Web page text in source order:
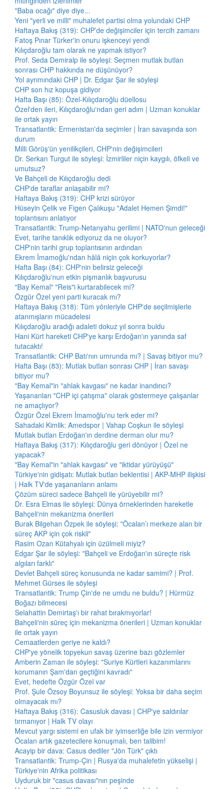
"Baba ocağı" diye diye...
Yeni "yerli ve milli" muhalefet partisi olma yolundaki CHP
Haftaya Bakış (319): CHP’de değişimciler için tercih zamanı
Fatoş Pınar Türker'in onuru işkenceyi yendi
Kılıçdaroğlu tam olarak ne yapmak istiyor?
Prof. Seda Demiralp ile söyleşi: Seçmen mutlak butlan
sonrası CHP hakkında ne düşünüyor?
Yol ayrımındaki CHP | Dr. Edgar Şar ile söyleşi
CHP son hız kopuşa gidiyor
Hafta Başı (85): Özel-Kılıçdaroğlu düellosu
Özel'den ileri, Kılıçdaroğlu'ndan geri adım | Uzman konuklar
ile ortak yayın
Transatlantik: Ermenistan'da seçimler | İran savaşında son
durum
Milli Görüş'ün yenilikçileri, CHP'nin değişimcileri
Dr. Serkan Turgut ile söyleşi: İzmirliler niçin kaygılı, öfkeli ve
umutsuz?
Ve Bahçeli de Kılıçdaroğlu dedi
CHP'de taraflar anlaşabilir mi?
Haftaya Bakış (319): CHP krizi sürüyor
Hüseyin Çelik ve Figen Çalıkuşu "Adalet Hemen Şimdi!"
toplantısını anlatıyor
Transatlantik: Trump-Netanyahu gerilimi | NATO'nun geleceği
Evet, tarihe tanıklık ediyoruz da ne oluyor?
CHP'nin tarihi grup toplantısının ardından
Ekrem İmamoğlu'ndan hâlâ niçin çok korkuyorlar?
Hafta Başı (84): CHP'nin belirsiz geleceği
Kılıçdaroğlu'nun etkin pişmanlık başvurusu
"Bay Kemal" "Reis"i kurtarabilecek mi?
Özgür Özel yeni parti kuracak mı?
Haftaya Bakış (318): Tüm yönleriyle CHP'de seçilmişlerle
atanmışların mücadelesi
Kılıçdaroğlu aradığı adaleti dokuz yıl sonra buldu
Hani Kürt hareketi CHP'ye karşı Erdoğan'ın yanında saf
tutacaktı!
Transatlantik: CHP Batı'nın umrunda mı? | Savaş bitiyor mu?
Hafta Başı (83): Mutlak butlan sonrası CHP | İran savaşı
bitiyor mu?
"Bay Kemal"in "ahlak kavgası" ne kadar inandırıcı?
Yaşananları "CHP içi çatışma" olarak göstermeye çalışanlar
ne amaçlıyor?
Özgür Özel Ekrem İmamoğlu'nu terk eder mi?
Sahadaki Kimlik: Amedspor | Vahap Coşkun ile söyleşi
Mutlak butlan Erdoğan'ın derdine derman olur mu?
Haftaya Bakış (317): Kılıçdaroğlu geri dönüyor | Özel ne
yapacak?
"Bay Kemal"in "ahlak kavgası" ve "iktidar yürüyüşü"
Türkiye'nin gidişatı: Mutlak butlan beklentisi | AKP-MHP ilişkisi
| Halk TV'de yaşananların anlamı
Çözüm süreci sadece Bahçeli ile yürüyebilir mi?
Dr. Esra Elmas ile söyleşi: Dünya örneklerinden hareketle
Bahçeli'nin mekanizma önerileri
Burak Bilgehan Özpek ile söyleşi: "Öcalan’ı merkeze alan bir
süreç AKP için çok riskli"
Rasim Ozan Kütahyalı için üzülmeli miyiz?
Edgar Şar ile söyleşi: "Bahçeli ve Erdoğan'ın süreçte risk
algıları farklı"
Devlet Bahçeli süreç konusunda ne kadar samimi? | Prof.
Mehmet Gürses ile söyleşi
Transatlantik: Trump Çin'de ne umdu ne buldu? | Hürmüz
Boğazı bilmecesi
Selahattin Demirtaş'ı bir rahat bırakmıyorlar!
Bahçeli'nin süreç için mekanizma önerileri | Uzman konuklar
ile ortak yayın
Cemaatlerden geriye ne kaldı?
CHP'ye yönelik topyekun savaş üzerine bazı gözlemler
Amberin Zaman ile söyleşi: "Suriye Kürtleri kazanımlarını
korumanın Şam'dan geçtiğini kavradı"
Evet, hedefte Özgür Özel var
Prof. Şule Özsoy Boyunsuz ile söyleşi: Yoksa bir daha seçim
olmayacak mı?
Haftaya Bakış (316): Casusluk davası | CHP'ye saldırılar
tırmanıyor | Halk TV olayı
Mevcut yargı sistemi en ufak bir iyimserliğe bile izin vermiyor
Öcalan artık gazetecilere konuşmalı, ben talibim!
Acayip bir dava: Casus dediler "Jön Türk" çıktı
Transatlantik: Trump-Çin | Rusya'da muhalefetin yükselişi |
Türkiye'nin Afrika politikası
Uyduruk bir "casus davası"nın peşinde